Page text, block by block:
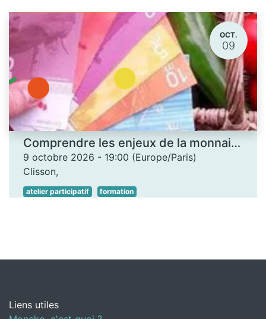
OCT.
09
Comprendre les enjeux de la monnaie locale - Les Ateliers des savoirs
9 octobre 2026 - 19:00 (Europe/Paris)
Clisson,
atelier participatif formation
Liens utiles